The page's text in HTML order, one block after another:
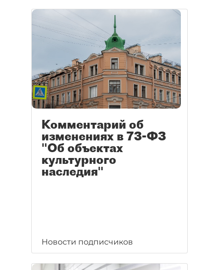
Комментарий об
изменениях в 73-ФЗ
"Об объектах
культурного
наследия"
Новости подписчиков